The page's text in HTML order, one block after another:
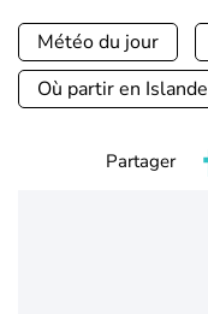
Météo du jour
Où partir en Islande
Partager